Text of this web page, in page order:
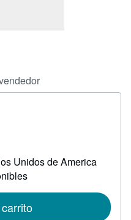
Unidos de America